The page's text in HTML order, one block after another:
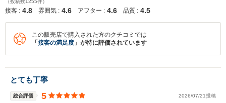
（投稿数1255件）
接客 : 4.8 雰囲気 : 4.6 アフター : 4.6 品質 : 4.5
この販売店で購入された方のクチコミでは
「 接客の満足度 」が特に評価されています
とても丁寧
総合評価 5 2026/07/21投稿